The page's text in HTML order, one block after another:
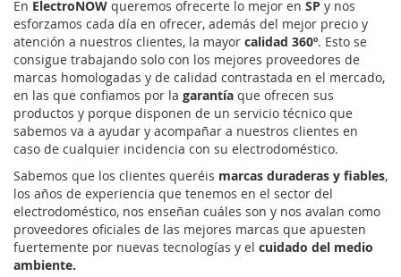
En ElectroNOW queremos ofrecerte lo mejor en SP y nos
esforzamos cada día en ofrecer, además del mejor precio y
atención a nuestros clientes, la mayor calidad 360º. Esto se
consigue trabajando solo con los mejores proveedores de
marcas homologadas y de calidad contrastada en el mercado,
en las que confiamos por la garantía que ofrecen sus
productos y porque disponen de un servicio técnico que
sabemos va a ayudar y acompañar a nuestros clientes en
caso de cualquier incidencia con su electrodoméstico.
Sabemos que los clientes queréis marcas duraderas y fiables,
los años de experiencia que tenemos en el sector del
electrodoméstico, nos enseñan cuáles son y nos avalan como
proveedores oficiales de las mejores marcas que apuesten
fuertemente por nuevas tecnologías y el cuidado del medio
ambiente.